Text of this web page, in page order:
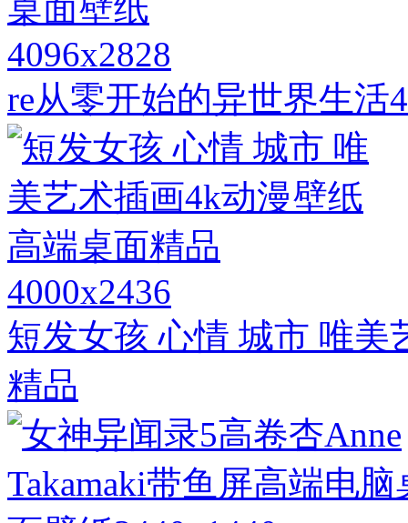
4096x2828
re从零开始的异世界生活
4000x2436
短发女孩 心情 城市 唯美
精品